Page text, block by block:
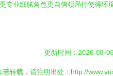
专业细腻角色更自信领局行使得
更新时间：2026-08-
若转载，请注明出处：http://